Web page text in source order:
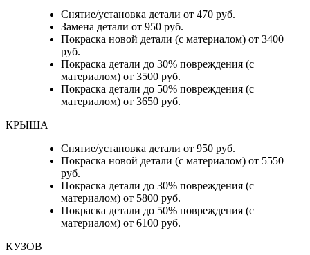
Снятие/установка детали от 470 руб.
Замена детали от 950 руб.
Покраска новой детали (с материалом) от 3400
руб.
Покраска детали до 30% повреждения (с
материалом) от 3500 руб.
Покраска детали до 50% повреждения (с
материалом) от 3650 руб.
КРЫША
Снятие/установка детали от 950 руб.
Покраска новой детали (с материалом) от 5550
руб.
Покраска детали до 30% повреждения (с
материалом) от 5800 руб.
Покраска детали до 50% повреждения (с
материалом) от 6100 руб.
КУЗОВ